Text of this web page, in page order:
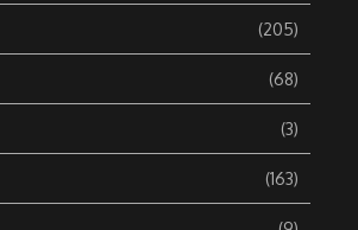
(205)
(68)
(3)
(163)